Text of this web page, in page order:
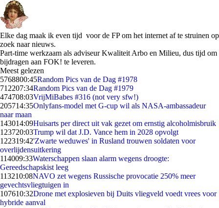
Elke dag maak ik even tijd voor de FP om het internet af te struinen op
zoek naar nieuws.
Part-time werkzaam als adviseur Kwaliteit Arbo en Milieu, dus tijd om
bijdragen aan FOK! te leveren.
Meest gelezen
5768800:45Random Pics van de Dag #1978
712207:34Random Pics van de Dag #1979
474708:03VrijMiBabes #316 (not very sfw!)
205714:35Onlyfans-model met G-cup wil als NASA-ambassadeur
naar maan
143014:09Huisarts per direct uit vak gezet om ernstig alcoholmisbruik
123720:03Trump wil dat J.D. Vance hem in 2028 opvolgt
122319:42'Zwarte weduwes' in Rusland trouwen soldaten voor
overlijdensuitkering
114009:33Waterschappen slaan alarm wegens droogte:
Gereedschapskist leeg
113210:08NAVO zet wegens Russische provocatie 250% meer
gevechtsvliegtuigen in
107610:32Drone met explosieven bij Duits vliegveld voedt vrees voor
hybride aanval